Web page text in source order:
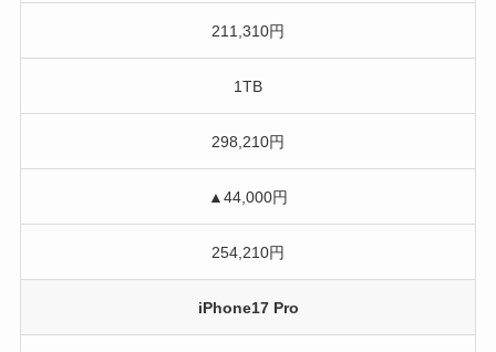
211,310円
1TB
298,210円
▲44,000円
254,210円
iPhone17 Pro